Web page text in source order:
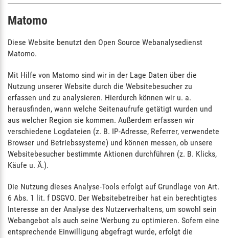
Matomo
Diese Website benutzt den Open Source Webanalysedienst
Matomo.
Mit Hilfe von Matomo sind wir in der Lage Daten über die
Nutzung unserer Website durch die Websitebesucher zu
erfassen und zu analysieren. Hierdurch können wir u. a.
herausfinden, wann welche Seitenaufrufe getätigt wurden und
aus welcher Region sie kommen. Außerdem erfassen wir
verschiedene Logdateien (z. B. IP-Adresse, Referrer, verwendete
Browser und Betriebssysteme) und können messen, ob unsere
Websitebesucher bestimmte Aktionen durchführen (z. B. Klicks,
Käufe u. Ä.).
Die Nutzung dieses Analyse-Tools erfolgt auf Grundlage von Art.
6 Abs. 1 lit. f DSGVO. Der Websitebetreiber hat ein berechtigtes
Interesse an der Analyse des Nutzerverhaltens, um sowohl sein
Webangebot als auch seine Werbung zu optimieren. Sofern eine
entsprechende Einwilligung abgefragt wurde, erfolgt die